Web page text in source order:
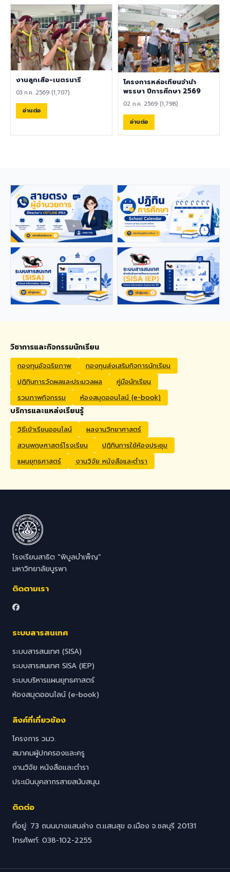
ภาษาอังกฤษ TOEIC ไม่ต่ำกว่า
785 คะแนน หากมีประสบการณ์
ด้านการจัดการเรียนการสอนจะ
ได้รับการพิจารณาเป็นพิเศษ
เอกสารประกอบการสมัครและ
การติดต่อ ผู้สนใจสามารถส่ง
ประวัติส่วนตัว (CV), สำเนา
หนังสือเดินทาง (Passport),
สำเนาใบปริญญาบัตร, เอกสาร
รับรองอื่น ๆ ที่เกี่ยวข้อง พร้อม
ทั้งวิดีโอแนะนำตัวสั้น ๆ (Short
Introduction Video) ได้ที่
applications from qualified
foreign educators for
teaching positions
covering Kindergarten,
Primary, and High School
levels. Benefits Monthly
Salary: 30,000 – 40,000
THB Housing Allowance:
6,500 THB Full assistance
with Visa and Work Permit
extensions Private Health
Insurance cover
Studies, PE, Arts, or a
Speakers or Non-Native
English Speakers with a
verified TOEIC score of at
least 785. Prior teaching
experience is preferred.
Application Process
Interested candidates
should submit their CV,
passport copy, degree
certificates, relevant
transcripts/documents,
introduction via email to
งานลูกเสือ-เนตรนารี
03 ก.ค. 2569 (1,707)
อ่านต่อ
โครงการหล่อเทียนจำนำ
พรรษา ปีการศึกษา 2569
02 ก.ค. 2569 (1,798)
อ่านต่อ
วิชาการและกิจกรรมนักเรียน
กองทุนอัจฉริยภาพ
กองทุนส่งเสริมกิจการนักเรียน
ปฏิทินการวัดผลและประมวลผล
คู่มือนักเรียน
รวมภาพกิจกรรม
ห้องสมุดออนไลน์ (e-book)
บริการและแหล่งเรียนรู้
วิธีเข้าเรียนออนไลน์
ผลงานวิทยาศาสตร์
สวนพฤษศาสตร์โรงเรียน
ปฏิทินการใช้ห้องประชุม
แผนยุทธศาสตร์
งานวิจัย หนังสือและตำรา
โรงเรียนสาธิต “พิบูลบำเพ็ญ”
มหาวิทยาลัยบูรพา
ติดตามเรา
ระบบสารสนเทศ
ระบบสารสนเทศ (SISA)
ระบบสารสนเทศ SISA (IEP)
ระบบบริหารแผนยุทธศาสตร์
ห้องสมุดออนไลน์ (e-book)
ลิงค์ที่เกี่ยวข้อง
โครงการ วมว.
สมาคมผู้ปกครองและครู
งานวิจัย หนังสือและตำรา
ประเมินบุคลากรสายสนับสนุน
ติดต่อ
ที่อยู่: 73 ถนนบางแสนล่าง ต.แสนสุข อ.เมือง จ.ชลบุรี 20131
โทรศัพท์: 038-102-2255